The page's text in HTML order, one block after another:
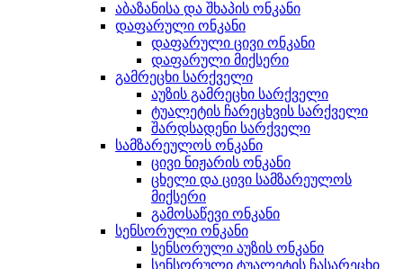
აბაზანისა და შხაპის ონკანი
დაფარული ონკანი
დაფარული ცივი ონკანი
დაფარული მიქსერი
გამრეცხი სარქველი
აუზის გამრეცხი სარქველი
ტუალეტის ჩარეცხვის სარქველი
შარდსადენი სარქველი
სამზარეულოს ონკანი
ცივი ნიჟარის ონკანი
ცხელი და ცივი სამზარეულოს
მიქსერი
გამოსაწევი ონკანი
სენსორული ონკანი
სენსორული აუზის ონკანი
სენსორული ტუალეტის ჩასარეცხი